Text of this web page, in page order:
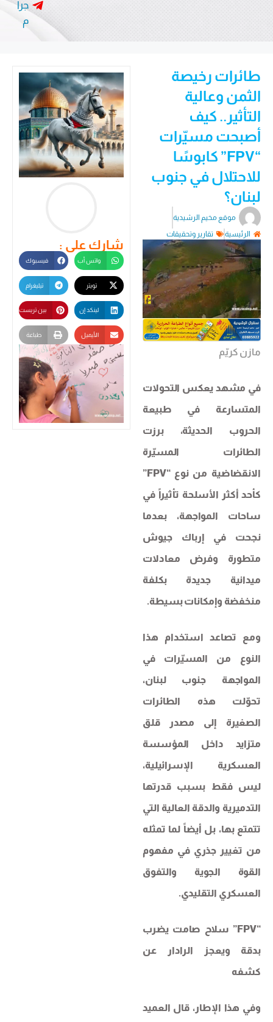
جرا
م
طائرات رخيصة
الثمن وعالية
التأثير.. كيف
أصبحت مسيّرات
“FPV” كابوسًا
للاحتلال في جنوب
لبنان؟
موقع مخيم الرشيدية
الرئيسية
تقارير وتحقيقات
مازن كريّم
في مشهد يعكس التحولات
المتسارعة في طبيعة
الحروب الحديثة، برزت
الطائرات المسيّرة
الانقضاضية من نوع “FPV”
كأحد أكثر الأسلحة تأثيراً في
ساحات المواجهة، بعدما
نجحت في إرباك جيوش
متطورة وفرض معادلات
ميدانية جديدة بكلفة
منخفضة وإمكانات بسيطة.
ومع تصاعد استخدام هذا
النوع من المسيّرات في
المواجهة جنوب لبنان،
تحوّلت هذه الطائرات
الصغيرة إلى مصدر قلق
متزايد داخل المؤسسة
العسكرية الإسرائيلية،
ليس فقط بسبب قدرتها
التدميرية والدقة العالية التي
تتمتع بها، بل أيضاً لما تمثله
من تغيير جذري في مفهوم
القوة الجوية والتفوق
العسكري التقليدي.
“FPV” سلاح صامت يضرب
بدقة ويعجز الرادار عن
كشفه
وفي هذا الإطار، قال العميد
شارك على :
واتس أب فيسبوك
تيليغرام
لينكد إن بين تريست
الأيميل طباعة